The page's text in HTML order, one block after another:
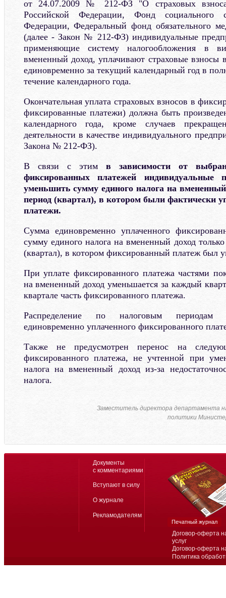
от 24.07.2009 № 212-ФЗ "О страховых
Российской Федерации, Фонд социального
Федерации, Федеральный фонд обязательного
(далее - Закон № 212-ФЗ) индивидуальные
применяющие систему налогообложения в
вмененный доход, уплачивают страховые взносы
единовременно за текущий календарный год в
течение календарного года.
Окончательная уплата страховых взносов в
фиксированные платежи) должна быть
календарного года, кроме случаев
деятельности в качестве индивидуального
Закона № 212-ФЗ).
В связи с этим в зависимости от
фиксированных платежей индивидуальные
уменьшить сумму единого налога на
период (квартал), в котором были фактически
платежи.
Сумма единовременно уплаченного
сумму единого налога на вмененный доход
(квартал), в котором фиксированный платеж был
При уплате фиксированного платежа частями
на вмененный доход уменьшается за каждый
квартале часть фиксированного платежа.
Распределение по налоговым периодам
единовременно уплаченного фиксированного
Также не предусмотрен перенос на
фиксированного платежа, не учтенной при
налога на вмененный доход из-за
налога.
Заместитель директора департамента
политики
Договор-оферта
услуг
Договор-оферта
Политика
Документы
с комментариями
Вступают в силу
О журнале
Рекламодателям
Печатный журнал